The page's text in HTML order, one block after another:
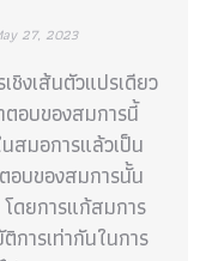
27, 2023
งเส้นตัวแปรเดียว
ตอบของสมการนี้
สมอการแล้วเป็น
อบของสมการนั้น
ดยการแก้สมการ
การเท่ากันในการ